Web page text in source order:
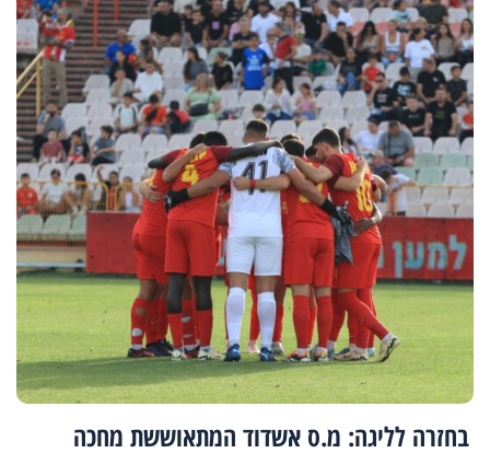
בחזרה לליגה: מ.ס אשדוד המתאוששת מחכה